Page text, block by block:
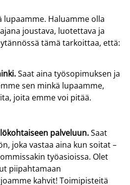
lupaamme. Haluamme olla
joustava, luotettava ja
tämä tarkoittaa, että:
Saat aina työsopimuksen ja
sen minkä lupaamme,
joita emme voi pitää.
palveluun.Saat
joka vastaa aina kun soitat –
työasioissa. Olet
piipahtamaan
kahvit! Toimipisteitä